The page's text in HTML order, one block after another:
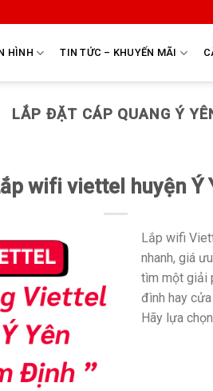
HÌNH TIN TỨC – KHUYẾN MÃI
LẮP ĐẶT CÁP QUANG Ý
wifi viettel huyện Ý
Lắp wifi
nhanh, giá
tìm một giải
đình hay
Hãy lựa